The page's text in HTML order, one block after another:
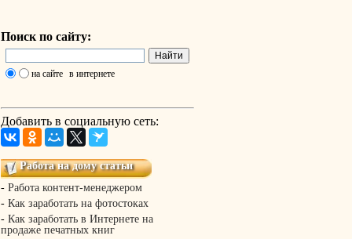
Поиск по сайту:
на сайте в интернете
Добавить в социальную сеть:
Работа на дому статьи
- Работа контент-менеджером
- Как заработать на фотостоках
- Как заработать в Интернете на
продаже печатных книг